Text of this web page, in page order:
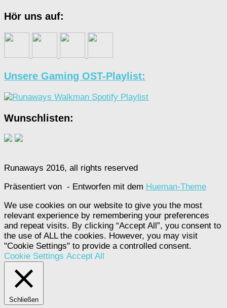
Hör uns auf:
Unsere Gaming OST-Playlist:
Wunschlisten:
Runaways 2016, all rights reserved
Präsentiert von - Entworfen mit dem Hueman-Theme
We use cookies on our website to give you the most
relevant experience by remembering your preferences
and repeat visits. By clicking “Accept All”, you consent to
the use of ALL the cookies. However, you may visit
"Cookie Settings" to provide a controlled consent.
Cookie Settings Accept All
Schließen